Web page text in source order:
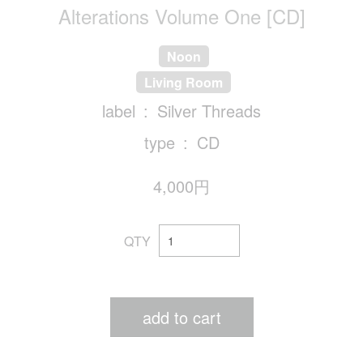
Alterations Volume One [CD]
Noon
Living Room
label
Silver Threads
type
CD
4,000円
QTY
add to cart